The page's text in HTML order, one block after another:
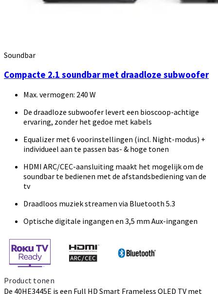
Soundbar
Compacte 2.1 soundbar met draadloze subwoofer
Max. vermogen: 240 W
De draadloze subwoofer levert een bioscoop-achtige
ervaring, zonder het gedoe met kabels
Equalizer met 6 voorinstellingen (incl. Night-modus) +
individueel aan te passen bas- & hoge tonen
HDMI ARC/CEC-aansluiting maakt het mogelijk om de
soundbar te bedienen met de afstandsbediening van de
tv
Draadloos muziek streamen via Bluetooth 5.3
Optische digitale ingangen en 3,5 mm Aux-ingangen
Product tonen
De 40HE3445E is een Full HD Smart Frameless QLED TV met